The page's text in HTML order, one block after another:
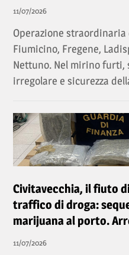
11/07/2026
Operazione straordinaria
Fiumicino, Fregene,
Nettuno. Nel mirino furti,
irregolare e sicurezza
Civitavecchia, il fiuto
traffico di droga:
marijuana al porto.
11/07/2026